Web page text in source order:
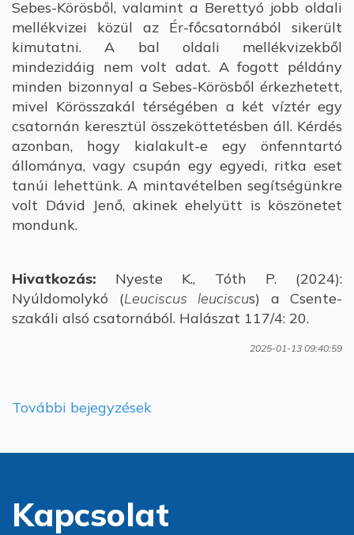
Sebes-Körösből, valamint a Berettyó jobb oldali
mellékvizei közül az Ér-főcsatornából sikerült
kimutatni. A bal oldali mellékvizekből
mindezidáig nem volt adat. A fogott példány
minden bizonnyal a Sebes-Körösből érkezhetett,
mivel Körösszakál térségében a két víztér egy
csatornán keresztül összeköttetésben áll. Kérdés
azonban, hogy kialakult-e egy önfenntartó
állománya, vagy csupán egy egyedi, ritka eset
tanúi lehettünk. A mintavételben segítségünkre
volt Dávid Jenő, akinek ehelyütt is köszönetet
mondunk.
Hivatkozás: Nyeste K., Tóth P. (2024):
Nyúldomolykó (Leuciscus leuciscus) a Csente-
szakáli alsó csatornából. Halászat 117/4: 20.
2025-01-13 09:40:59
További bejegyzések
Kapcsolat